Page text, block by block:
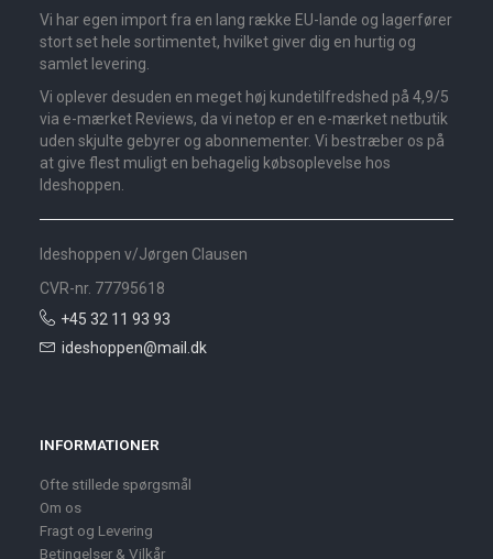
Vi har egen import fra en lang række EU-lande og lagerfører
stort set hele sortimentet, hvilket giver dig en hurtig og
samlet levering.
Vi oplever desuden en meget høj kundetilfredshed på 4,9/5
via e-mærket Reviews, da vi netop er en e-mærket netbutik
uden skjulte gebyrer og abonnementer. Vi bestræber os på
at give flest muligt en behagelig købsoplevelse hos
Ideshoppen.
Ideshoppen v/Jørgen Clausen
CVR-nr. 77795618
+45 32 11 93 93
ideshoppen@mail.dk
INFORMATIONER
Ofte stillede spørgsmål
Om os
Fragt og Levering
Betingelser & Vilkår